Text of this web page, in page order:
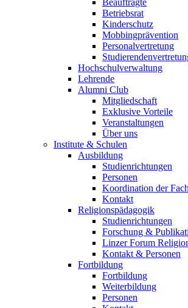
Betriebsrat
Kinderschutz
Mobbingprävention
Personalvertretung
Hochschulverwaltung
Lehrende
Alumni Club
Mitgliedschaft
Exklusive Vorteile
Veranstaltungen
Über uns
Institute & Schulen
Ausbildung
Studienrichtungen
Personen
Koordination der
Kontakt
Religionspädagogik
Studienrichtungen
Forschung &
Linzer Forum
Kontakt & Personen
Fortbildung
Fortbildung
Weiterbildung
Personen